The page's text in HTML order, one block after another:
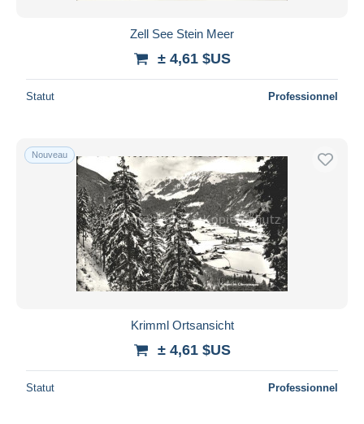
Zell See Stein Meer
± 4,61 $US
Statut Professionnel
Nouveau
Krimml Ortsansicht
± 4,61 $US
Statut Professionnel